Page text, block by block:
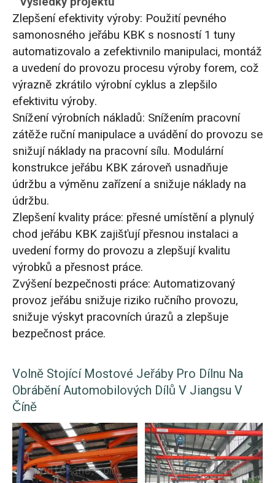
Zlepšení efektivity výroby: Použití pevného
samonosného jeřábu KBK s nosností 1 tuny
automatizovalo a zefektivnilo manipulaci, montáž
a uvedení do provozu procesu výroby forem, což
výrazně zkrátilo výrobní cyklus a zlepšilo
efektivitu výroby.
Snížení výrobních nákladů: Snížením pracovní
zátěže ruční manipulace a uvádění do provozu se
snižují náklady na pracovní sílu. Modulární
konstrukce jeřábu KBK zároveň usnadňuje
údržbu a výměnu zařízení a snižuje náklady na
údržbu.
Zlepšení kvality práce: přesné umístění a plynulý
chod jeřábu KBK zajišťují přesnou instalaci a
uvedení formy do provozu a zlepšují kvalitu
výrobků a přesnost práce.
Zvýšení bezpečnosti práce: Automatizovaný
provoz jeřábu snižuje riziko ručního provozu,
snižuje výskyt pracovních úrazů a zlepšuje
bezpečnost práce.
Volně Stojící Mostové Jeřáby Pro Dílnu Na
Obrábění Automobilových Dílů V Jiangsu V
Číně